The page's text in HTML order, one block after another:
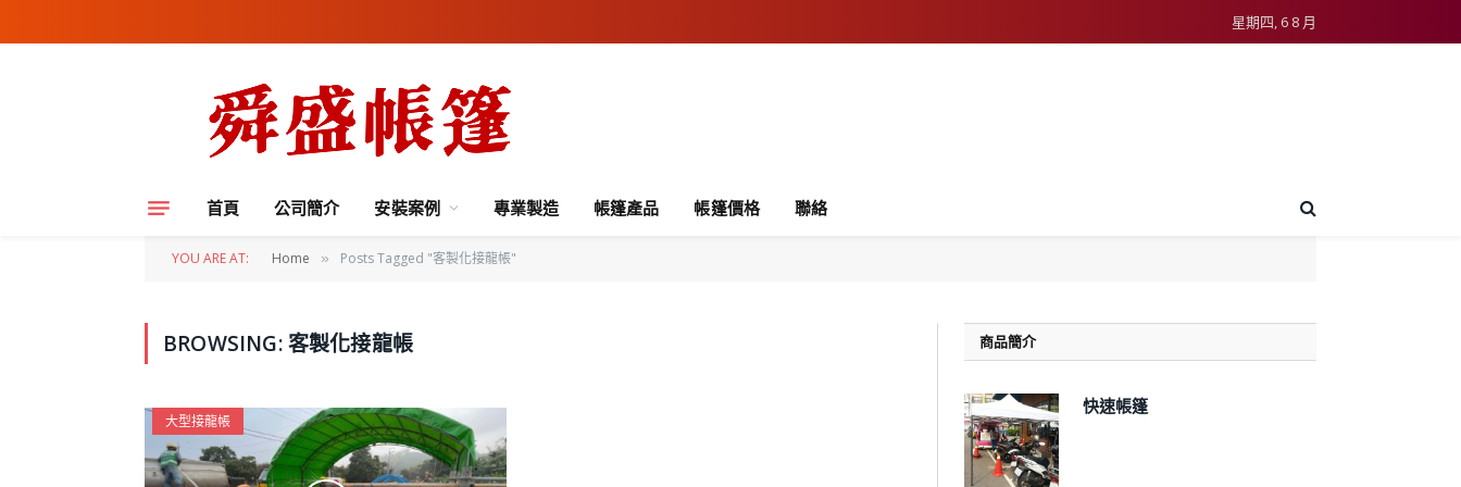
星期四, 6 8 月
首頁 公司簡介 安裝案例 專業製造 帳篷產品 帳篷價格 聯絡
YOU ARE AT: Home » Posts Tagged "客製化接龍帳"
BROWSING:客製化接龍帳
大型接龍帳
商品簡介
快速帳篷